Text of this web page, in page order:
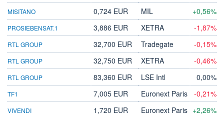
MISITANO 0,724 EUR MIL +0,56%
PROSIEBENSAT.1 3,886 EUR XETRA -1,87%
RTL GROUP 32,700 EUR Tradegate -0,15%
RTL GROUP 32,750 EUR XETRA -0,46%
RTL GROUP 83,360 EUR LSE Intl 0,00%
TF1 7,005 EUR Euronext Paris -0,21%
VIVENDI 1,720 EUR Euronext Paris +2,26%